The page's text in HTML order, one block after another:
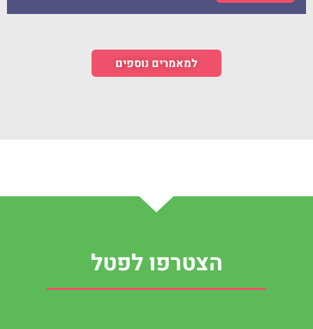
למאמרים נוספים
הצטרפו לפטל